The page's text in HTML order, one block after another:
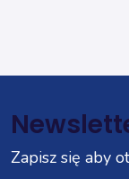
Zapisz się aby